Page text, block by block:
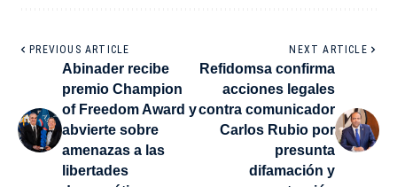
PREVIOUS ARTICLE
Abinader recibe
premio Champion
of Freedom Award y
abvierte sobre
amenazas a las
libertades
NEXT ARTICLE
Refidomsa confirma
acciones legales
contra comunicador
Carlos Rubio por
presunta
difamación y